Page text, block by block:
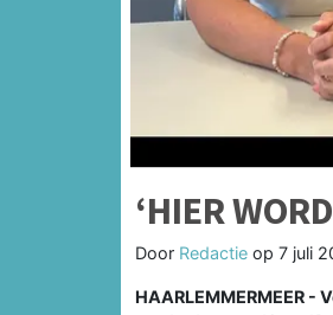
‘HIER
Door Redactie op 7 juli
HAARLEMMERMEER